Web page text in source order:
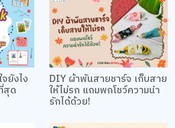
ยังไง
สุด
DIY ผ้าพันสายชาร์จ เก็บสาย
ให้ไม่รก แถมพกโชว์ความน่า
รักได้ด้วย!
TOP
Change Preferences